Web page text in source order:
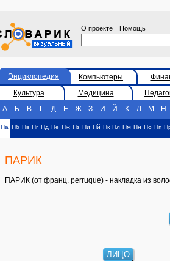
О проекте | Помощь
Энциклопедия Компьютеры
Культура
Медицина
А
Б В Г Д Е Ж З И Й К Л М Н
Па Пб Пв Пг Пд Пе Пж Пз Пи Пй Пк Пл Пм Пн По Пп
ПАРИК
ПАРИК (от франц. perruque) - накладка из
ЛИЦО